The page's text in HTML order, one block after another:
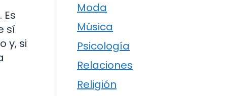
sí
y, si
Moda
Música
Psicología
Relaciones
Religión